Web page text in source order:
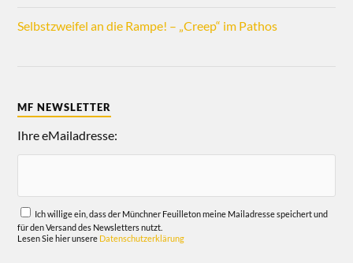
Selbstzweifel an die Rampe! – „Creep“ im Pathos
MF NEWSLETTER
Ihre eMailadresse:
Ich willige ein, dass der Münchner Feuilleton meine Mailadresse speichert und
für den Versand des Newsletters nutzt.
Lesen Sie hier unsere Datenschutzerklärung